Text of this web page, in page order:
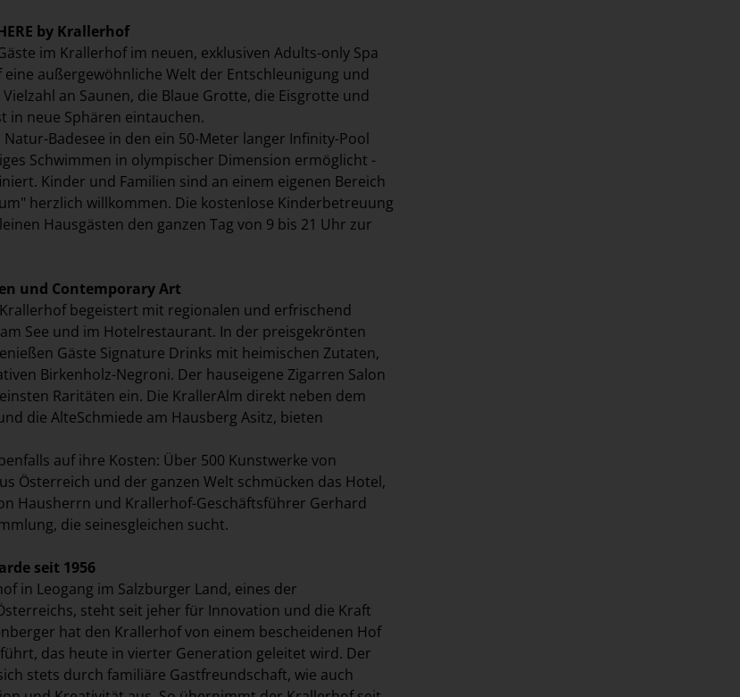
by Krallerhof
im Krallerhof im neuen, exklusiven Adults-only Spa
eine außergewöhnliche Welt der Entschleunigung und
an Saunen, die Blaue Grotte, die Eisgrotte und
in neue Sphären eintauchen.
Badesee in den ein 50-Meter langer Infinity-Pool
Schwimmen in olympischer Dimension ermöglicht -
Kinder und Familien sind an einem eigenen Bereich
herzlich willkommen. Die kostenlose Kinderbetreuung
Hausgästen den ganzen Tag von 9 bis 21 Uhr zur
und Contemporary Art
begeistert mit regionalen und erfrischend
See und im Hotelrestaurant. In der preisgekrönten
Gäste Signature Drinks mit heimischen Zutaten,
Birkenholz-Negroni. Der hauseigene Zigarren Salon
Raritäten ein. Die KrallerAlm direkt neben dem
die AlteSchmiede am Hausberg Asitz, bieten
auf ihre Kosten: Über 500 Kunstwerke von
Österreich und der ganzen Welt schmücken das Hotel,
Hausherrn und Krallerhof-Geschäftsführer Gerhard
die seinesgleichen sucht.
seit 1956
in Leogang im Salzburger Land, eines der
steht seit jeher für Innovation und die Kraft
hat den Krallerhof von einem bescheidenen Hof
das heute in vierter Generation geleitet wird. Der
stets durch familiäre Gastfreundschaft, wie auch